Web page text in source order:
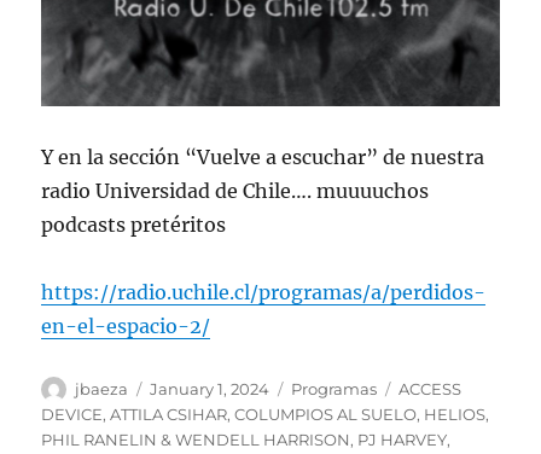
Y en la sección “Vuelve a escuchar” de nuestra
radio Universidad de Chile…. muuuuchos
podcasts pretéritos
https://radio.uchile.cl/programas/a/perdidos-
en-el-espacio-2/
Author
jbaeza
Posted
on
January 1, 2024 Categories
Programas Tags
ACCESS
DEVICE,ATTILA CSIHAR,COLUMPIOS AL SUELO, HELIOS,
PHIL RANELIN & WENDELL HARRISON, PJ HARVEY,